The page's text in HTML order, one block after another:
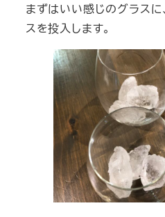
まずはいい感じのグラスに
スを投入します。